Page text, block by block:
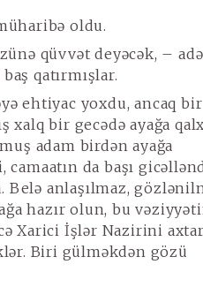
oldu.
qüvvət deyəcək, –
qatırmışlar.
ehtiyac yoxdu, ancaq bir
xalq bir gecədə ayağa
adam birdən ayağa
da başı
anlaşılmaz,
hazır olun, bu
Xarici İşlər Nazirini
Biri gülməkdən gözü